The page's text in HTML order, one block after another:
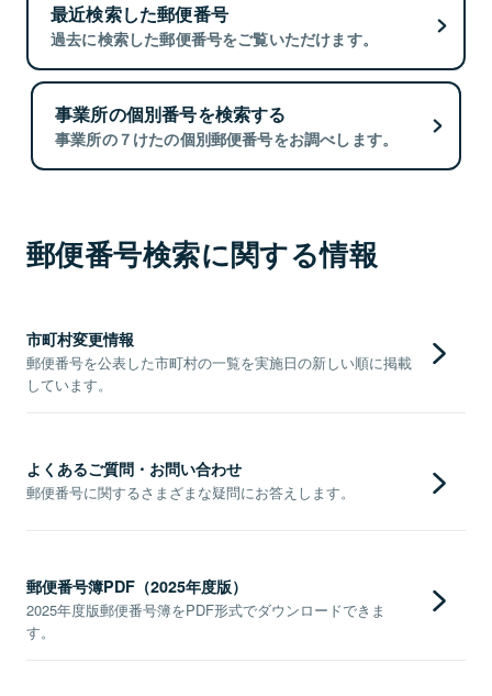
最近検索した郵便番号
過去に検索した郵便番号をご覧いただけます。
事業所の個別番号を検索する
事業所の７けたの個別郵便番号をお調べします。
郵便番号検索に関する情報
市町村変更情報
郵便番号を公表した市町村の一覧を実施日の新しい順に掲載
しています。
よくあるご質問・お問い合わせ
郵便番号に関するさまざまな疑問にお答えします。
郵便番号簿PDF（2025年度版）
2025年度版郵便番号簿をPDF形式でダウンロードできま
す。